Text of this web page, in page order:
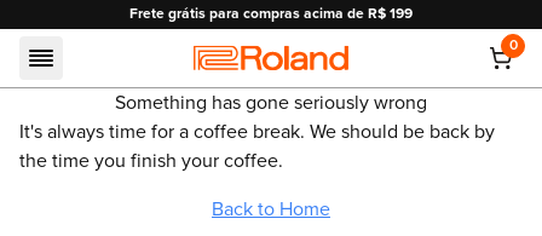
Frete grátis para compras acima de R$ 199
Roland
0
Something has gone seriously wrong
It's always time for a coffee break. We should be back by
the time you finish your coffee.
Back to Home